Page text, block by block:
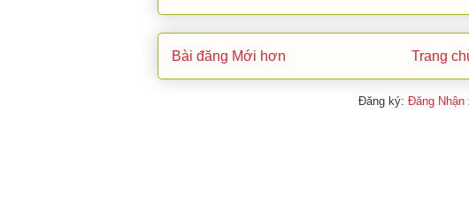
Bài đăng Mới hơn Trang
Đăng ký: Đăng Nhận